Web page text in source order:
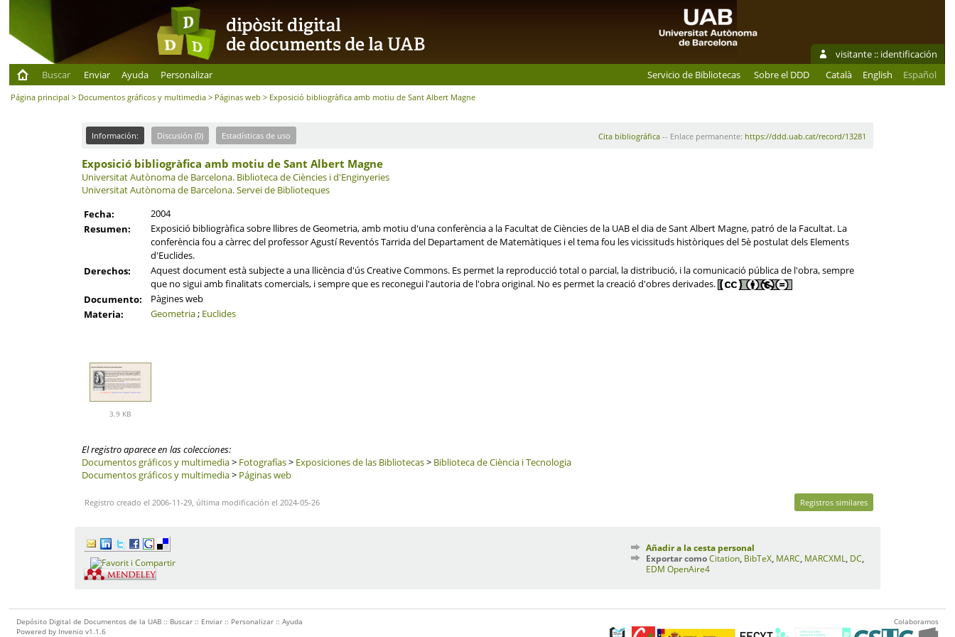
visitante :: identificación
Buscar
Enviar Ayuda Personalizar Servicio de Bibliotecas Sobre el DDD Català English Español
Página principal > Documentos gráficos y multimedia > Páginas web > Exposició bibliogràfica amb motiu de Sant Albert Magne
Información: Discusión (0) Estadísticas de uso Cita bibliográfica-- Enlace permanente: https://ddd.uab.cat/record/13281
Exposició bibliogràfica amb motiu de Sant Albert Magne
Universitat Autònoma de Barcelona. Biblioteca de Ciències i d'Enginyeries
Universitat Autònoma de Barcelona.Servei de Biblioteques
Fecha:
2004
Resumen:
Exposició bibliogràfica sobre llibres de Geometria, amb motiu d'una conferència a la Facultat de Ciències de la UAB el dia de Sant Albert Magne, patró de la Facultat. La
conferència fou a càrrec del professor Agustí Reventós Tarrida del Departament de Matemàtiques i el tema fou les vicissituds històriques del 5è postulat dels Elements
d'Euclides.
Derechos:
Aquest document està subjecte a una llicència d'ús Creative Commons. Es permet la reproducció total o parcial, la distribució, i la comunicació pública de l'obra, sempre
que no sigui amb finalitats comercials, i sempre que es reconegui l'autoria de l'obra original. No es permet la creació d'obres derivades.
Documento:
Pàgines web
Materia:
Geometria; Euclides
3.9 KB
El registro aparece en las colecciones:
Documentos gráficos y multimedia> Fotografías> Exposiciones de las Bibliotecas> Biblioteca de Ciència i Tecnologia
Documentos gráficos y multimedia> Páginas web
Registro creado el 2006-11-29, última modificación el 2024-05-26 Registros similares
Añadir a la cesta personal
Exportar comoCitation BibTeX MARC MARCXML DC
EDM OpenAire4
Depósito Digital de Documentos de la UAB :: Buscar :: Enviar :: Personalizar ::Ayuda
Powered by Invenio v1.1.6
Colaboramos